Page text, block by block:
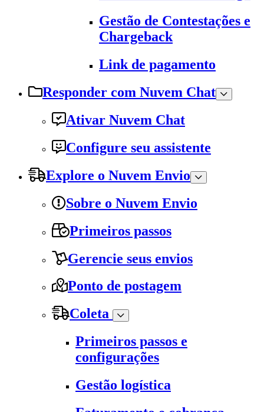
Gestão de Contestações e
Chargeback
Link de pagamento
Responder com Nuvem Chat
Ativar Nuvem Chat
Configure seu assistente
Explore o Nuvem Envio
Sobre o Nuvem Envio
Primeiros passos
Gerencie seus envios
Ponto de postagem
Coleta
Primeiros passos e
configurações
Gestão logística